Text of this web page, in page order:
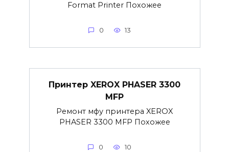
Format Printer Похожее
0 13
Принтер XEROX PHASER 3300
MFP
Ремонт мфу принтера XEROX
PHASER 3300 MFP Похожее
0 10